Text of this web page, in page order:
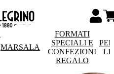
MARSALA
FORMATI
SPECIALI E
CONFEZIONI
REGALO